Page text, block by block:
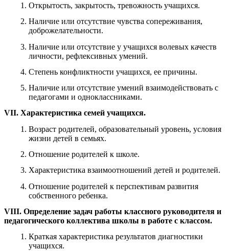
Открытость, закрытость, тревожность учащихся.
Наличие или отсутствие чувства сопереживания,
доброжелательности.
Наличие или отсутствие у учащихся волевых качеств
личности, рефлексивных умений.
Степень конфликтности учащихся, ее причины.
Наличие или отсутствие умений взаимодействовать с
педагогами и одноклассниками.
VII. Характеристика семей учащихся.
Возраст родителей, образовательный уровень, условия
жизни детей в семьях.
Отношение родителей к школе.
Характеристика взаимоотношений детей и родителей.
Отношение родителей к перспективам развития
собственного ребенка.
VIII. Определение задач работы классного руководителя и
педагогического коллектива школы в работе с классом.
Краткая характеристика результатов диагностики
учащихся.